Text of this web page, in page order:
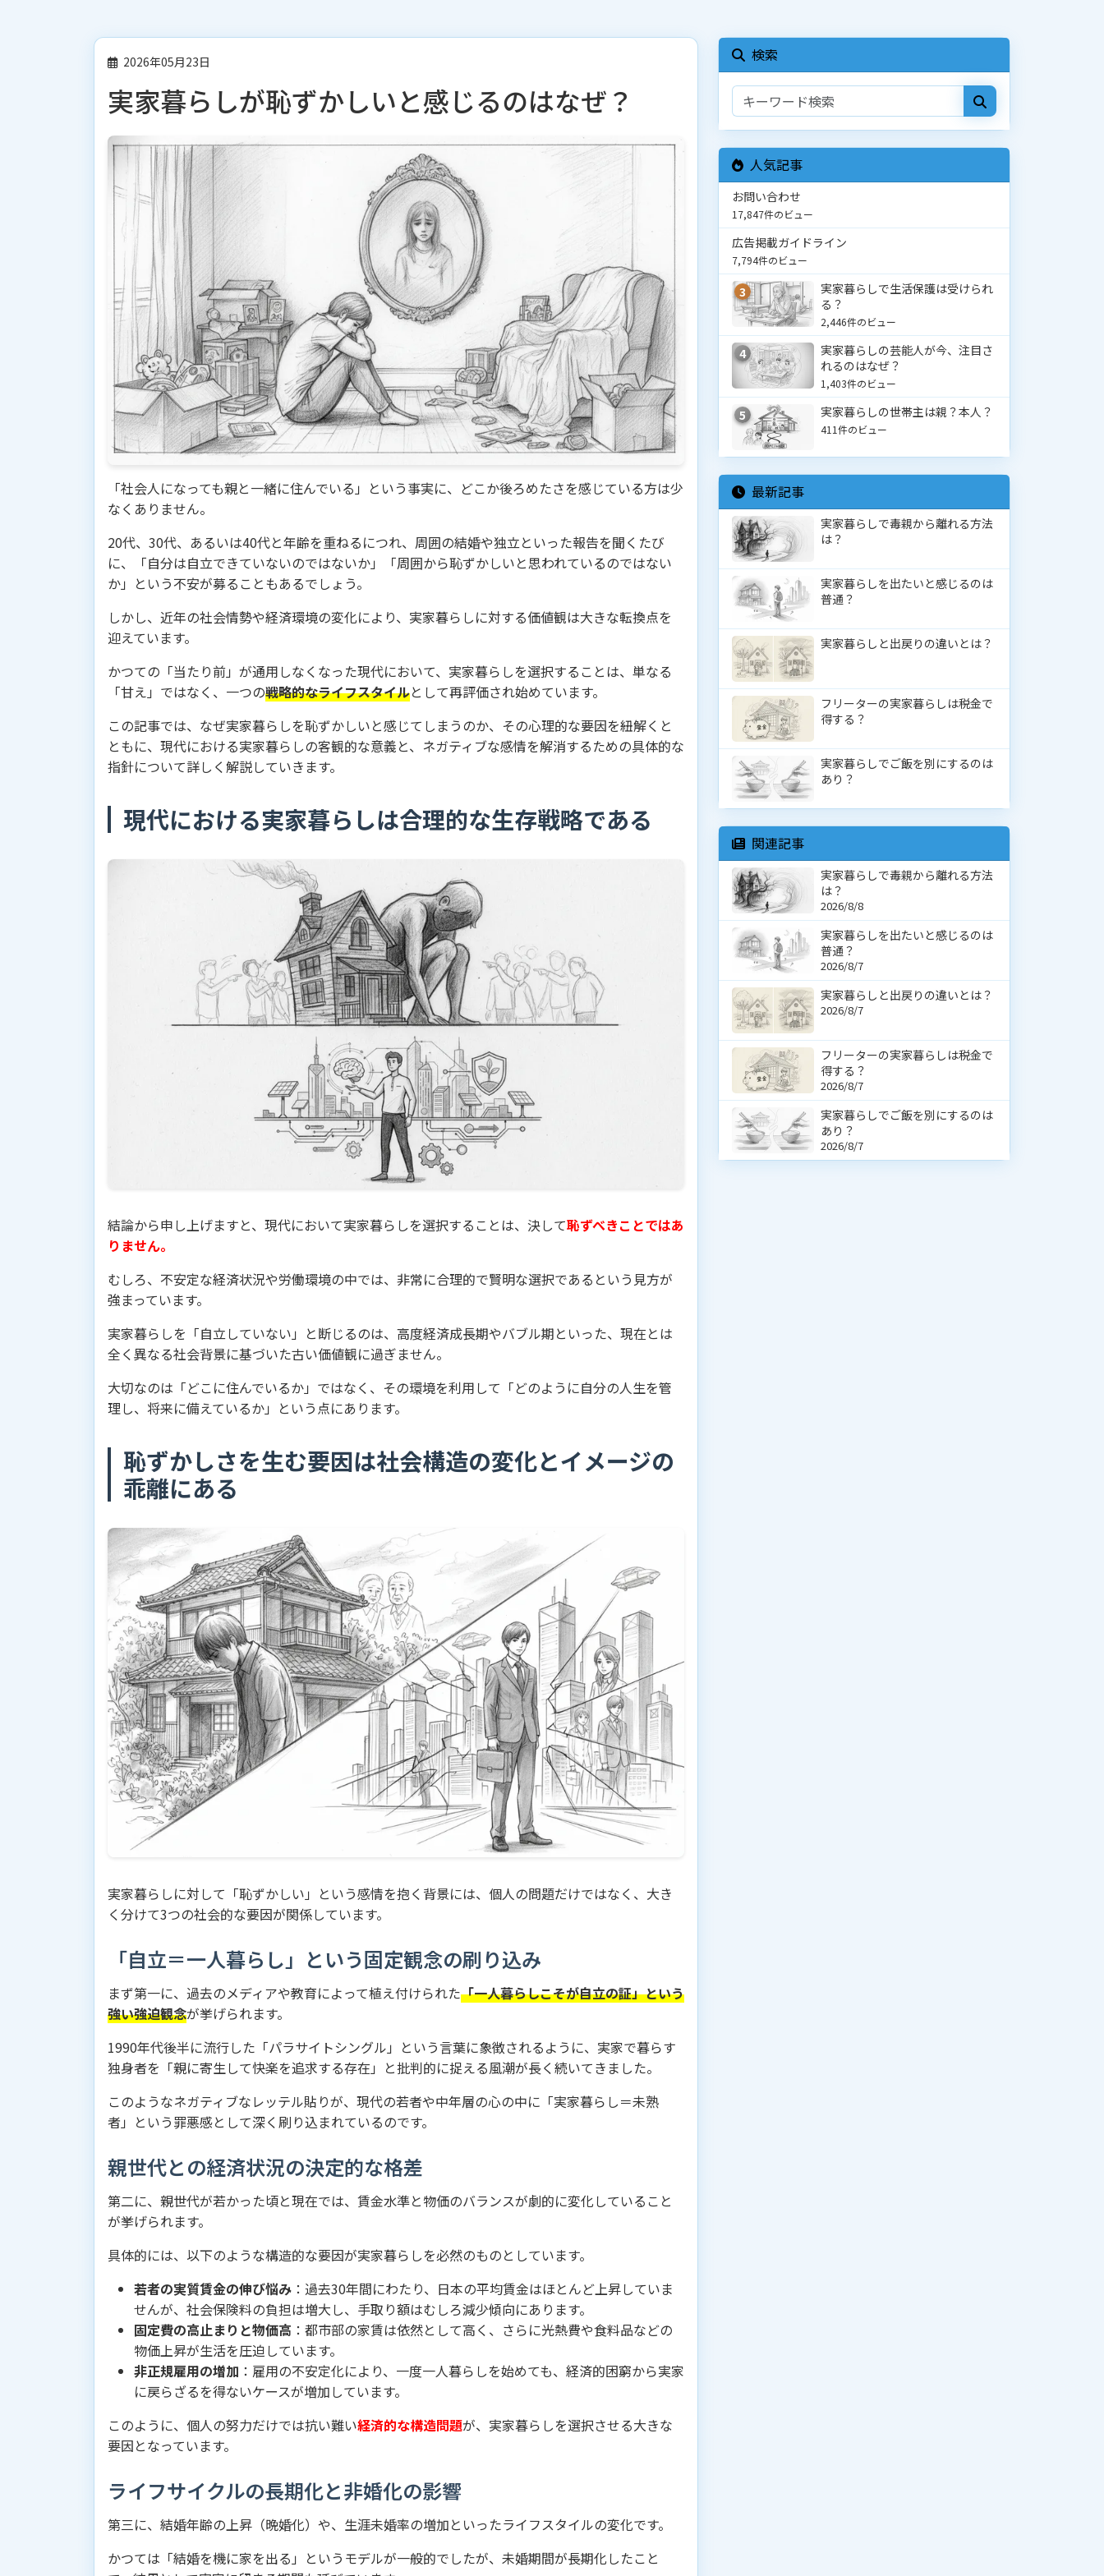
2026年05月23日
実家暮らしが恥ずかしいと感じるのはなぜ？
「社会人になっても親と一緒に住んでいる」という事実に、どこか後ろめたさを感じている方は少
なくありません。
20代、30代、あるいは40代と年齢を重ねるにつれ、周囲の結婚や独立といった報告を聞くたび
に、「自分は自立できていないのではないか」「周囲から恥ずかしいと思われているのではない
か」という不安が募ることもあるでしょう。
しかし、近年の社会情勢や経済環境の変化により、実家暮らしに対する価値観は大きな転換点を
迎えています。
かつての「当たり前」が通用しなくなった現代において、実家暮らしを選択することは、単なる
「甘え」ではなく、一つの戦略的なライフスタイルとして再評価され始めています。
この記事では、なぜ実家暮らしを恥ずかしいと感じてしまうのか、その心理的な要因を紐解くと
ともに、現代における実家暮らしの客観的な意義と、ネガティブな感情を解消するための具体的な
指針について詳しく解説していきます。
現代における実家暮らしは合理的な生存戦略である
結論から申し上げますと、現代において実家暮らしを選択することは、決して恥ずべきことではあ
りません。
むしろ、不安定な経済状況や労働環境の中では、非常に合理的で賢明な選択であるという見方が
強まっています。
実家暮らしを「自立していない」と断じるのは、高度経済成長期やバブル期といった、現在とは
全く異なる社会背景に基づいた古い価値観に過ぎません。
大切なのは「どこに住んでいるか」ではなく、その環境を利用して「どのように自分の人生を管
理し、将来に備えているか」という点にあります。
恥ずかしさを生む要因は社会構造の変化とイメージの
乖離にある
実家暮らしに対して「恥ずかしい」という感情を抱く背景には、個人の問題だけではなく、大き
く分けて3つの社会的な要因が関係しています。
「自立＝一人暮らし」という固定観念の刷り込み
まず第一に、過去のメディアや教育によって植え付けられた「一人暮らしこそが自立の証」という
強い強迫観念が挙げられます。
1990年代後半に流行した「パラサイトシングル」という言葉に象徴されるように、実家で暮らす
独身者を「親に寄生して快楽を追求する存在」と批判的に捉える風潮が長く続いてきました。
このようなネガティブなレッテル貼りが、現代の若者や中年層の心の中に「実家暮らし＝未熟
者」という罪悪感として深く刷り込まれているのです。
親世代との経済状況の決定的な格差
第二に、親世代が若かった頃と現在では、賃金水準と物価のバランスが劇的に変化していること
が挙げられます。
具体的には、以下のような構造的な要因が実家暮らしを必然のものとしています。
若者の実質賃金の伸び悩み ：過去30年間にわたり、日本の平均賃金はほとんど上昇していま
せんが、社会保険料の負担は増大し、手取り額はむしろ減少傾向にあります。
固定費の高止まりと物価高 ：都市部の家賃は依然として高く、さらに光熱費や食料品などの
物価上昇が生活を圧迫しています。
非正規雇用の増加 ：雇用の不安定化により、一度一人暮らしを始めても、経済的困窮から実家
に戻らざるを得ないケースが増加しています。
このように、個人の努力だけでは抗い難い経済的な構造問題が、実家暮らしを選択させる大きな
要因となっています。
ライフサイクルの長期化と非婚化の影響
第三に、結婚年齢の上昇（晩婚化）や、生涯未婚率の増加といったライフスタイルの変化です。
かつては「結婚を機に家を出る」というモデルが一般的でしたが、未婚期間が長期化したこと
検索
人気記事
お問い合わせ
17,847件のビュー
広告掲載ガイドライン
7,794件のビュー
3
実家暮らしで生活保護は受けられ
る？
2,446件のビュー
4
実家暮らしの芸能人が今、注目さ
れるのはなぜ？
1,403件のビュー
5 実家暮らしの世帯主は親？本人？
411件のビュー
最新記事
実家暮らしで毒親から離れる方法
は？
実家暮らしを出たいと感じるのは
普通？
実家暮らしと出戻りの違いとは？
フリーターの実家暮らしは税金で
得する？
実家暮らしでご飯を別にするのは
あり？
関連記事
実家暮らしで毒親から離れる方法
は？
2026/8/8
実家暮らしを出たいと感じるのは
普通？
2026/8/7
実家暮らしと出戻りの違いとは？
2026/8/7
フリーターの実家暮らしは税金で
得する？
2026/8/7
実家暮らしでご飯を別にするのは
あり？
2026/8/7